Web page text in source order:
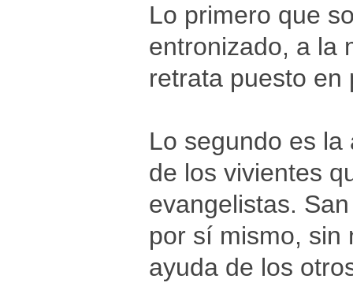
Lo primero que
entronizado, a la
retrata puesto en
Lo segundo es
de los vivientes
evangelistas.
por sí mismo, sin
ayuda de los